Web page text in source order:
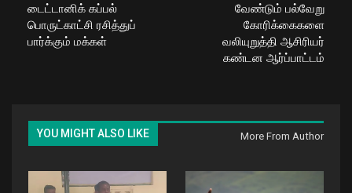
டைட்டானிக் கப்பல்
பொருட்காட்சி ரசித்துப்
பார்க்கும் மக்கள்
வேண்டும் பல்வேறு
கோரிக்கைகளை
வலியுறுத்தி ஆசிரியர்
கண்டன ஆர்ப்பாட்டம்
YOU MIGHT ALSO LIKE More From Author